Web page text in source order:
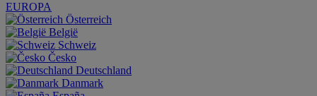
EUROPA
Österreich
België
Schweiz
Česko
Deutschland
Danmark